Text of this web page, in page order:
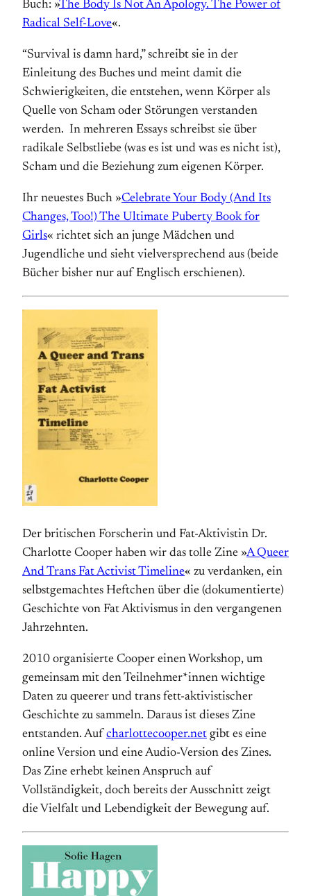
Buch: »The Body Is Not An Apology. The Power of
Radical Self-Love«.
“Survival is damn hard,” schreibt sie in der
Einleitung des Buches und meint damit die
Schwierigkeiten, die entstehen, wenn Körper als
Quelle von Scham oder Störungen verstanden
werden. In mehreren Essays schreibst sie über
radikale Selbstliebe (was es ist und was es nicht ist),
Scham und die Beziehung zum eigenen Körper.
Ihr neuestes Buch »Celebrate Your Body (And Its
Changes, Too!) The Ultimate Puberty Book for
Girls« richtet sich an junge Mädchen und
Jugendliche und sieht vielversprechend aus (beide
Bücher bisher nur auf Englisch erschienen).
Der britischen Forscherin und Fat-Aktivistin Dr.
Charlotte Cooper haben wir das tolle Zine »A Queer
And Trans Fat Activist Timeline« zu verdanken, ein
selbst­gemachtes Heftchen über die (dokumentierte)
Geschichte von Fat Aktivismus in den vergangenen
Jahr­zehnten.
2010 organisierte Cooper einen Workshop, um
gemeinsam mit den Teil­nehmer*innen wichtige
Daten zu queerer und trans fett-aktivistischer
Geschichte zu sammeln. Daraus ist dieses Zine
entstanden. Auf charlottecooper.net gibt es eine
online Version und eine Audio-Version des Zines.
Das Zine erhebt keinen Anspruch auf
Vollständigkeit, doch bereits der Ausschnitt zeigt
die Vielfalt und Lebendigkeit der Bewegung auf.